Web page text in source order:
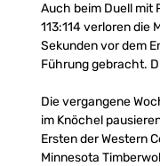
Auch beim Duell mit
113:114 verloren die
Sekunden vor dem
Führung gebracht.
Die vergangene
im Knöchel
Ersten der Western
Minnesota